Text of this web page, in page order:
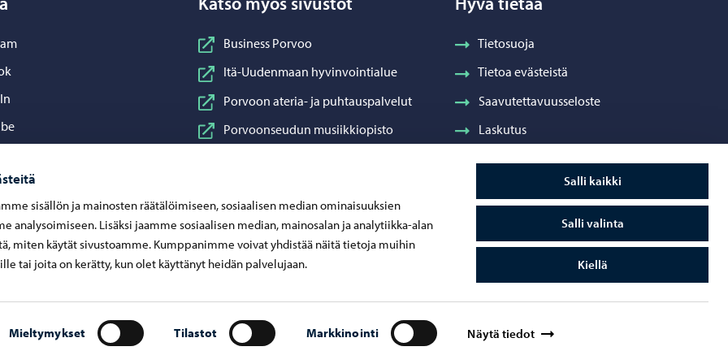
sisällön ja mainosten räätälöimiseen, sosiaalisen median ominaisuuksien
analysoimiseen. Lisäksi jaamme sosiaalisen median, mainosalan ja analytiikka-alan
miten käytät sivustoamme. Kumppanimme voivat yhdistää näitä tietoja muihin
tai joita on kerätty, kun olet käyttänyt heidän palvelujaan.
Mieltymykset Tilastot Markkinointi Näytä tiedot
Salli kaikki
Salli valinta
Kiellä
Business Porvoo
Itä-Uudenmaan hyvinvointialue
Porvoon ateria- ja puhtauspalvelut
Porvoonseudun musiikkiopisto
Taidetehdas
Visit Porvoo
Tietosuoja
Tietoa evästeistä
Saavutettavuusseloste
Laskutus